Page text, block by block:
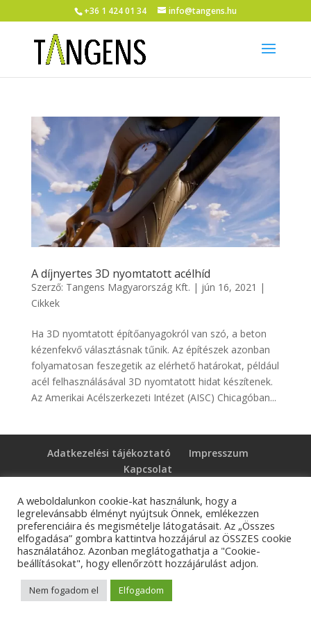
+36 1 424 01 34 info@tangens.hu
A díjnyertes 3D nyomtatott acélhíd
Szerző: Tangens Magyarország Kft. | jún 16, 2021 |
Cikkek
Ha 3D nyomtatott építőanyagokról van szó, a beton
kézenfekvő választásnak tűnik. Az építészek azonban
folyamatosan feszegetik az elérhető határokat, például
acél felhasználásával 3D nyomtatott hidat készítenek.
Az Amerikai Acélszerkezeti Intézet (AISC) Chicagóban...
Adatkezelési tájékoztató
Impresszum
Kapcsolat
© Tangens Kft. - Weboldalkészítés:Molnár Ferenc
Marketing
A weboldalunkon cookie-kat használunk, hogy a
legrelevánsabb élményt nyújtsuk Önnek, emlékezzen
preferenciáira és megismételje látogatásait. Az „Összes
elfogadása” gombra kattintva hozzájárul az ÖSSZES cookie
használatához. Azonban meglátogathatja a "Cookie-
beállításokat", hogy ellenőrzött hozzájárulást adjon.
Nem fogadom el Elfogadom